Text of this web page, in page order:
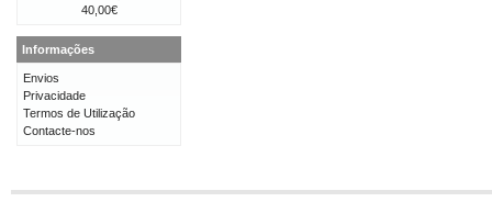
40,00€
Informações
Envios
Privacidade
Termos de Utilização
Contacte-nos